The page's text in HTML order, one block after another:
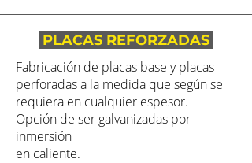
PLACAS REFORZADAS
Fabricación de placas base y placas
perforadas a la medida que según se
requiera en cualquier espesor.
Opción de ser galvanizadas por
inmersión
en caliente.